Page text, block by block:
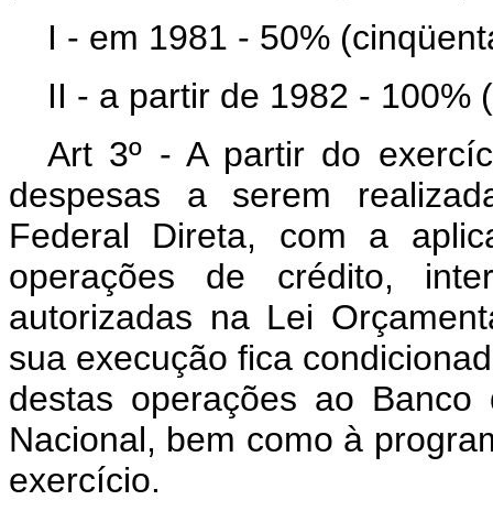
I - em 1981 - 50%
II - a partir de 1982 - 100%
Art 3º - A partir do
despesas a serem
Federal Direta, com a
operações de crédito,
autorizadas na Lei
sua execução fica
destas operações ao
Nacional, bem como à
exercício.